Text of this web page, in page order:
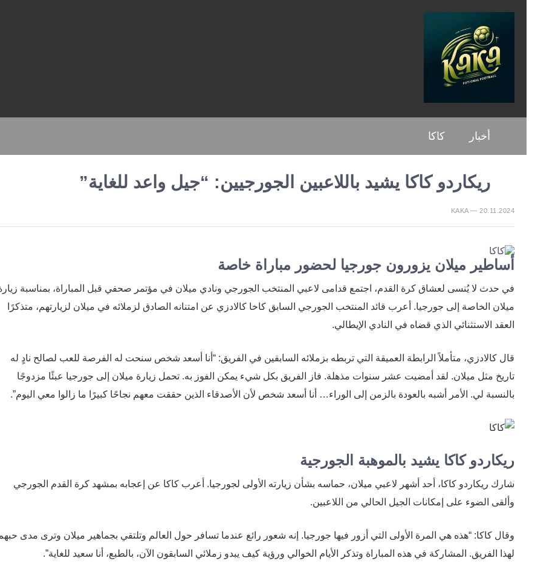
أخبار كاكا
ريكاردو كاكا يشيد باللاعبين الجورجيين: “جيل واعد للغاية”
KAKA — 20.11.2024
أساطير ميلان يزورون جورجيا لحضور مباراة خاصة
في حدث لا يُنسى لعشاق كرة القدم، اجتمع قدامى لاعبي المنتخب الجورجي ونادي ميلان في مؤتمر صحفي قبل المباراة، بمناسبة
ميلان الخاصة إلى جورجيا. أعرب قائد المنتخب الجورجي السابق كاخا كالادزي عن امتنانه الصادق لزملائه في ميلان لزيارتهم، متذكرًا
العقد الاستثنائي الذي قضاه في النادي الإيطالي.
قال كالادزي، متأملاً الرابطة العميقة التي تربطه بزملائه السابقين في الفريق: “أنا أسعد شخص سنحت له الفرصة للعب لصالح نادٍ له
تاريخ مثل ميلان. لقد أمضيت عشر سنوات مذهلة. فاز الفريق بكل شيء يمكن الفوز به. تحمل زيارة ميلان إلى جورجيا عبئًا مزدوجًا
بالنسبة لي. الأمر أشبه بالعودة بالزمن إلى الوراء… أنا أسعد شخص لأن الأصدقاء الذين حققت معهم نجاحًا كبيرًا ما زالوا معي اليوم”.
ريكاردو كاكا يشيد بالموهبة الجورجية
شارك ريكاردو كاكا، أحد أشهر لاعبي ميلان، حماسه بشأن زيارته الأولى لجورجيا. أعرب كاكا عن إعجابه بمشهد كرة القدم الجورجي
وألقى الضوء على إمكانات الجيل الحالي من اللاعبين.
وقال كاكا: “هذه هي المرة الأولى التي أزور فيها جورجيا. إنه شعور رائع عندما تسافر حول العالم وتلتقي بجماهير ميلان وترى مدى
لهذا الفريق. المشاركة في هذه المباراة وتذكر الأيام الخوالي ورؤية كيف يبدو زملائي السابقون الآن، بالطبع، أنا سعيد للغاية”.